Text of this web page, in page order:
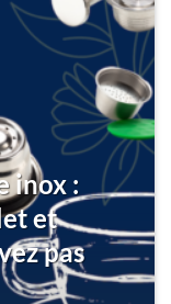
inox :
et
pas